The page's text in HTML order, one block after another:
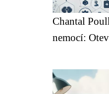
Chantal
nemocí: